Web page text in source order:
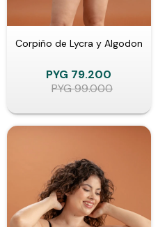
Corpiño de Lycra y Algodon
PYG 79.200
PYG99.000